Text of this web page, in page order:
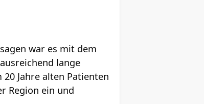
war es mit dem
lange
Jahre alten Patienten
Region ein und